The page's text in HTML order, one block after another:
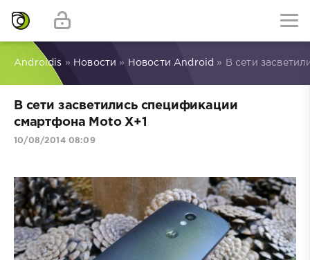
Androidis » Новости » Новости Android » В сети
В сети засветились спецификации
смартфона Moto X+1
10/08/2014 08:09